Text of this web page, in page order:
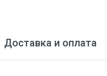
Доставка и оплата